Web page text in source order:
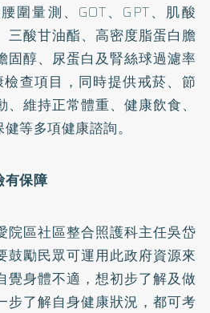
圍量測、GOT、GPT、肌酸
三酸甘油酯、高密度脂蛋白膽
固醇、尿蛋白及腎絲球過濾率
檢查項目，同時提供戒菸、節
維持正常體重、健康飲食、
等多項健康諮詢。
保障
院區社區整合照護科主任吳岱
鼓勵民眾可運用此政府資源來
覺身體不適，想初步了解及做
步了解自身健康狀況，都可考